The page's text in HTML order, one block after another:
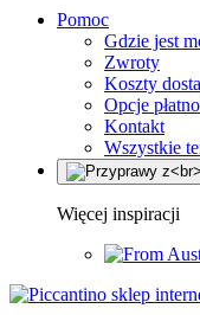
Pomoc
Gdzie jest
Zwroty
Koszty
Opcje
Kontakt
Wszystkie
Więcej inspiracji